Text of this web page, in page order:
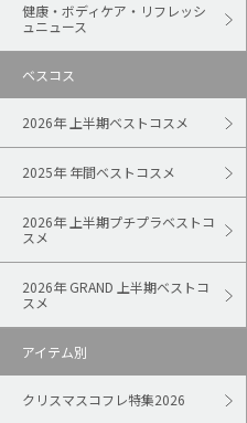
健康・ボディケア・リフレッシ
ュニュース
ベスコス
2026年 上半期ベストコスメ
2025年 年間ベストコスメ
2026年 上半期プチプラベストコ
スメ
2026年 GRAND 上半期ベストコ
スメ
アイテム別
クリスマスコフレ特集2026